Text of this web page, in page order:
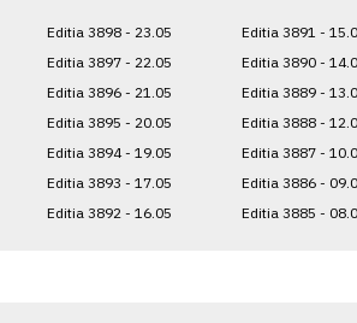
Editia 3898 - 23.05
Editia 3897 - 22.05
Editia 3896 - 21.05
Editia 3895 - 20.05
Editia 3894 - 19.05
Editia 3893 - 17.05
Editia 3892 - 16.05
Editia 3891 -
Editia 3890 -
Editia 3889 -
Editia 3888 -
Editia 3887 -
Editia 3886 -
Editia 3885 -